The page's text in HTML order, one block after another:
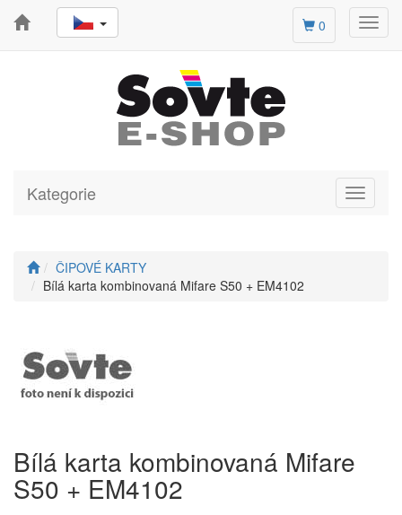
0
Toggle
Kategorie
ČIPOVÉ KARTY
Bílá karta kombinovaná Mifare S50 + EM4102
Bílá karta kombinovaná Mifare
S50 + EM4102